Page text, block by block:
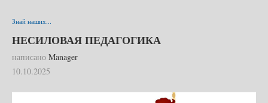
Знай наших...
НЕСИЛОВАЯ ПЕДАГОГИКА
написано Manager
10.10.2025